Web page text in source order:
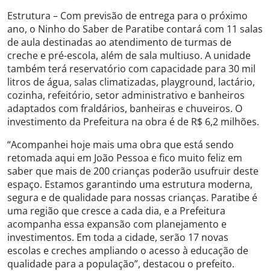
Estrutura – Com previsão de entrega para o próximo
ano, o Ninho do Saber de Paratibe contará com 11 salas
de aula destinadas ao atendimento de turmas de
creche e pré-escola, além de sala multiuso. A unidade
também terá reservatório com capacidade para 30 mil
litros de água, salas climatizadas, playground, lactário,
cozinha, refeitório, setor administrativo e banheiros
adaptados com fraldários, banheiras e chuveiros. O
investimento da Prefeitura na obra é de R$ 6,2 milhões.
“Acompanhei hoje mais uma obra que está sendo
retomada aqui em João Pessoa e fico muito feliz em
saber que mais de 200 crianças poderão usufruir deste
espaço. Estamos garantindo uma estrutura moderna,
segura e de qualidade para nossas crianças. Paratibe é
uma região que cresce a cada dia, e a Prefeitura
acompanha essa expansão com planejamento e
investimentos. Em toda a cidade, serão 17 novas
escolas e creches ampliando o acesso à educação de
qualidade para a população”, destacou o prefeito.